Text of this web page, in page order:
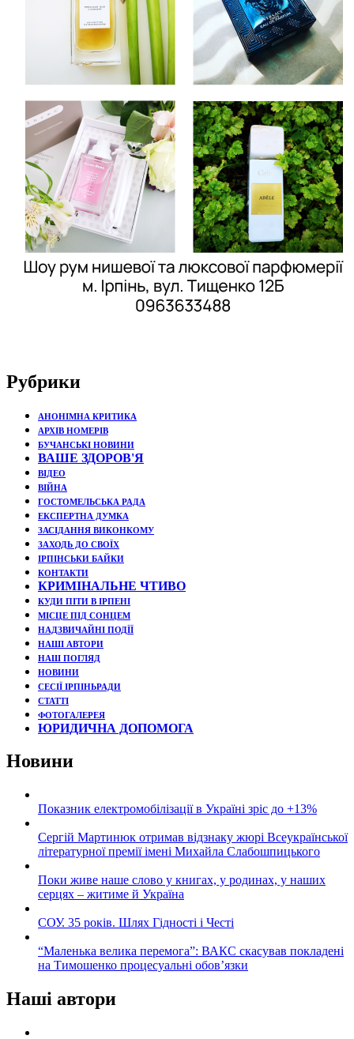
Рубрики
АНОНІМНА КРИТИКА
АРХІВ НОМЕРІВ
БУЧАНСЬКІ НОВИНИ
ВАШЕ ЗДОРОВ'Я
ВІДЕО
ВІЙНА
ГОСТОМЕЛЬСЬКА РАДА
ЕКСПЕРТНА ДУМКА
ЗАСІДАННЯ ВИКОНКОМУ
ЗАХОДЬ ДО СВОЇХ
ІРПІНСЬКИ БАЙКИ
КОНТАКТИ
КРИМІНАЛЬНЕ ЧТИВО
КУДИ ПІТИ В ІРПЕНІ
МІСЦЕ ПІД СОНЦЕМ
НАДЗВИЧАЙНІ ПОДЇЇ
НАШІ АВТОРИ
НАШ ПОГЛЯД
НОВИНИ
СЕСІЇ ІРПІНЬРАДИ
СТАТТІ
ФОТОГАЛЕРЕЯ
ЮРИДИЧНА ДОПОМОГА
Новини
Показник електромобілізації в Україні зріс до +13%
Сергій Мартинюк отримав відзнаку жюрі Всеукраїнської
літературної премії імені Михайла Слабошпицького
Поки живе наше слово у книгах, у родинах, у наших
серцях – житиме й Україна
СОУ. 35 років. Шлях Гідності і Честі
“Маленька велика перемога”: ВАКС скасував покладені
на Тимошенко процесуальні обов’язки
Наші автори